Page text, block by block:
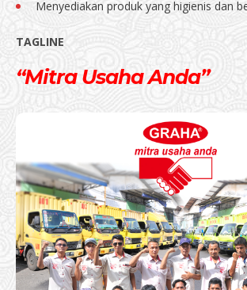
Menyediakan produk yang higienis dan
TAGLINE
“Mitra Usaha Anda”